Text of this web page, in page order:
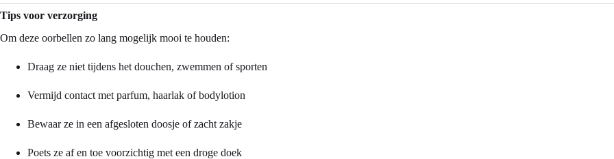
Tips voor verzorging
Om deze oorbellen zo lang mogelijk mooi te houden:
Draag ze niet tijdens het douchen, zwemmen of sporten
Vermijd contact met parfum, haarlak of bodylotion
Bewaar ze in een afgesloten doosje of zacht zakje
Poets ze af en toe voorzichtig met een droge doek